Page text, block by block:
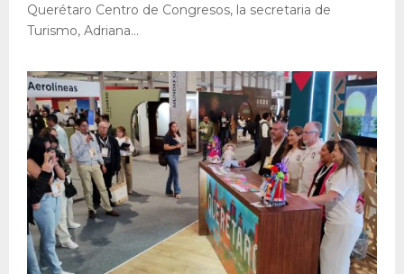
Querétaro Centro de Congresos, la secretaria de
Turismo, Adriana...